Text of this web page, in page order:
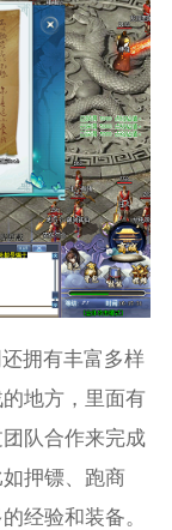
拥有丰富多样
地方，里面有
队合作来完成
押镖、跑商
经验和装备。